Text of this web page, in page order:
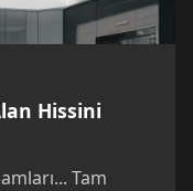
Hissini
Tam